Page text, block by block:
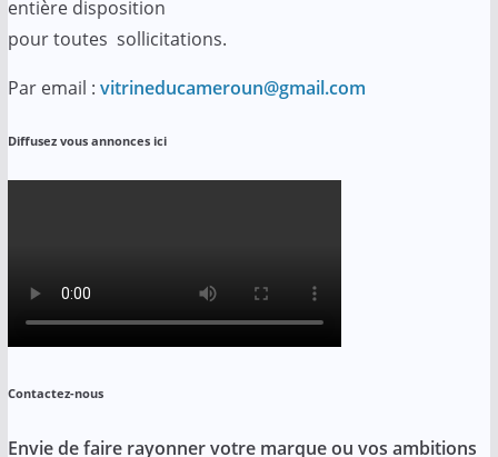
entière disposition
pour toutes sollicitations.
Par email : vitrineducameroun@gmail.com
Diffusez vous annonces ici
Contactez-nous
Envie de faire rayonner votre marque ou vos ambitions